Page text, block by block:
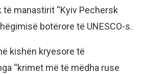
manastirit “Kyiv Pechersk
botërore të UNESCO-s.
kishën kryesore të
“krimet më të mëdha ruse